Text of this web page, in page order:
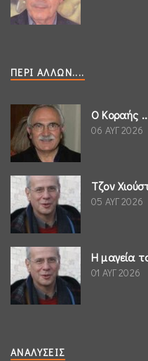
ΠΕΡΊ ΆΛΛΩΝ....
Ο Κοραής
06 ΑΥΓ 2026
Τζον
05 ΑΥΓ 2026
Η μαγεία
01 ΑΥΓ 2026
ΑΝΑΛΎΣΕΙΣ